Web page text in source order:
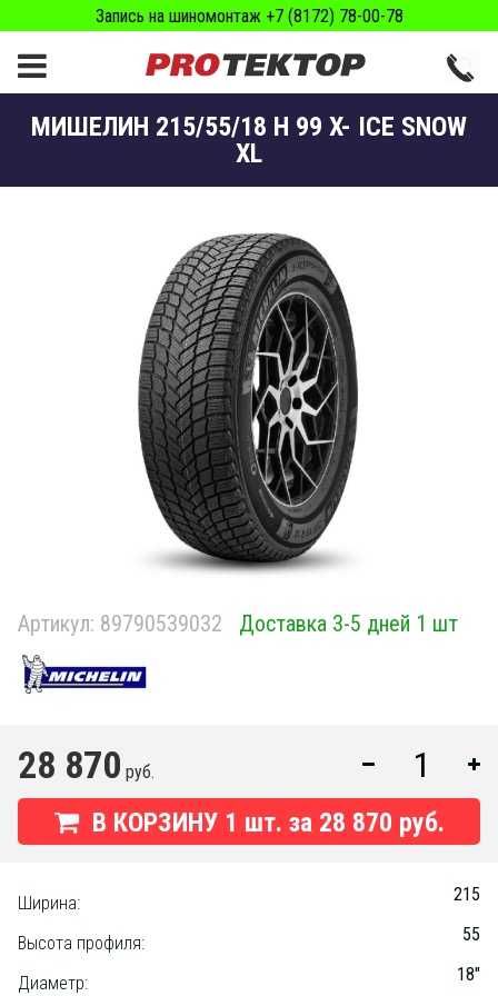
Запись на шиномонтаж +7 (8172) 78-00-78
МИШЕЛИН 215/55/18 H 99 X- ICE SNOW
XL
Артикул: 89790539032 Доставка 3-5 дней 1 шт
28 870 руб.
В КОРЗИНУ 1 шт. за 28 870 руб.
Ширина: 215
Высота профиля: 55
Диаметр: 18"